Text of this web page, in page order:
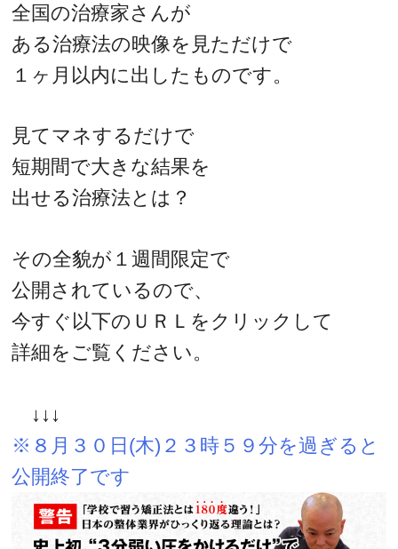
全国の治療家さんが
ある治療法の映像を見ただけで
１ヶ月以内に出したものです。
見てマネするだけで
短期間で大きな結果を
出せる治療法とは？
その全貌が１週間限定で
公開されているので、
今すぐ以下のＵＲＬをクリックして
詳細をご覧ください。
↓↓↓
※８月３０日(木)２３時５９分を過ぎると
公開終了です